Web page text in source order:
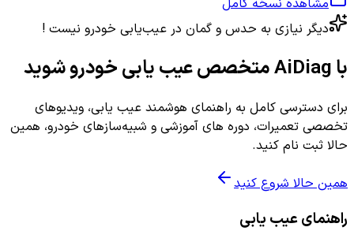
مشاهده نسخه کامل
دیگر نیازی به حدس و گمان در عیب‌یابی خودرو نیست !
با AiDiag متخصص عیب یابی خودرو شوید
برای دسترسی کامل به راهنمای هوشمند عیب یابی، ویدیوهای
تخصصی تعمیرات، دوره های آموزشی و شبیه‌سازهای خودرو، همین
حالا ثبت نام کنید.
همین حالا شروع کنید
راهنمای عیب یابی